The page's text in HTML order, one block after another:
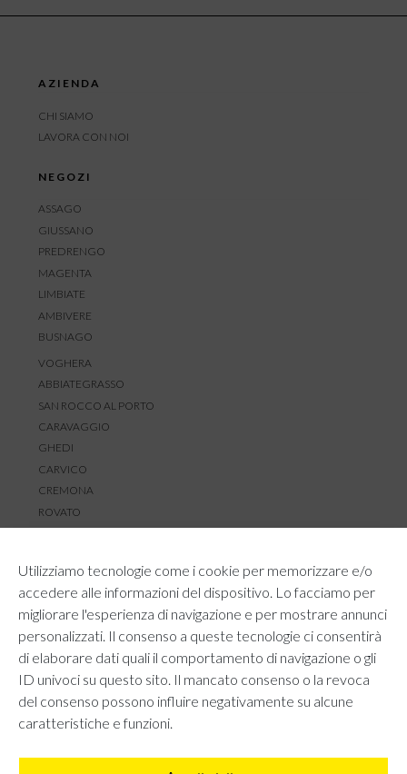
Utilizziamo tecnologie come i cookie per memorizzare e/o
accedere alle informazioni del dispositivo. Lo facciamo per
migliorare l'esperienza di navigazione e per mostrare annunci
personalizzati. Il consenso a queste tecnologie ci consentirà
di elaborare dati quali il comportamento di navigazione o gli
ID univoci su questo sito. Il mancato consenso o la revoca
del consenso possono influire negativamente su alcune
caratteristiche e funzioni.
AZIENDA
CHI SIAMO
LAVORA CON NOI
NEGOZI
ASSAGO
GIUSSANO
PREDRENGO
MAGENTA
LIMBIATE
AMBIVERE
BUSNAGO
VOGHERA
ABBIATEGRASSO
SAN ROCCO AL PORTO
CARAVAGGIO
GHEDI
CARVICO
CREMONA
ROVATO
RESI E RIMBORSI
REGOLAMENTO LOYALTY
CONTATTACI